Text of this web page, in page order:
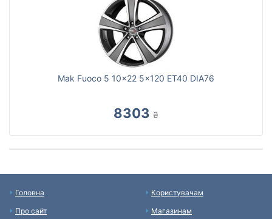
Mak Fuoco 5 10x22 5x120 ET40 DIA76
8303 ₴
Головна
Про сайт
Користувачам
Магазинам